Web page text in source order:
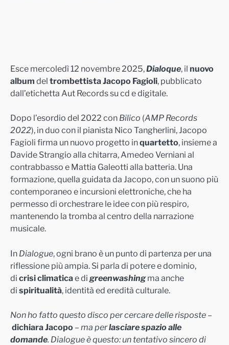
Esce mercoledì 12 novembre 2025,Dialoque, il nuovo
album del trombettista Jacopo Fagioli, pubblicato
dall’etichetta Aut Records su cd e digitale.
Dopo l’esordio del 2022 con Bilico (AMP Records
2022), in duo con il pianista Nico Tangherlini, Jacopo
Fagioli firma un nuovo progetto inquartetto, insieme a
Davide Strangio alla chitarra, Amedeo Verniani al
contrabbasso e Mattia Galeotti alla batteria. Una
formazione, quella guidata da Jacopo, con un suono più
contemporaneo e incursioni elettroniche, che ha
permesso di orchestrare le idee con più respiro,
mantenendo la tromba al centro della narrazione
musicale.
In Dialogue, ogni brano è un punto di partenza per una
riflessione più ampia. Si parla di potere e dominio,
di crisi climaticae di greenwashingma anche
di spiritualità, identità ed eredità culturale.
Non ho fatto questo disco per cercare delle risposte –
dichiara Jacopo – ma perlasciare spazio alle
domande. Dialogue è questo: un tentativo sincero di